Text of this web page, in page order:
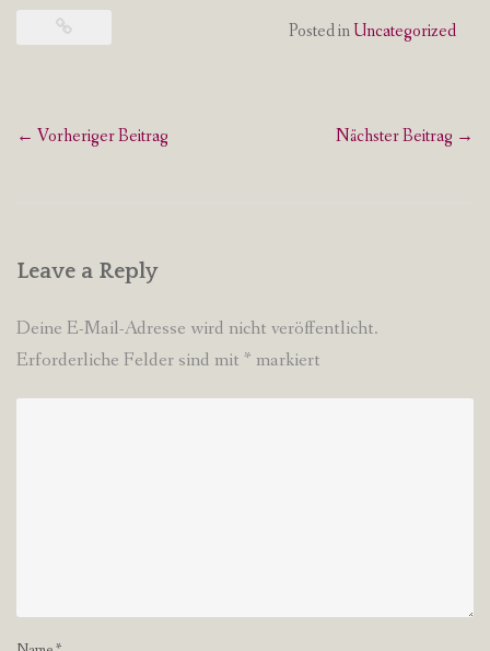
Posted inUncategorized
Post
← Vorheriger Beitrag Nächster Beitrag →
Leave a Reply
Deine E-Mail-Adresse wird nicht veröffentlicht.
Erforderliche Felder sind mit * markiert